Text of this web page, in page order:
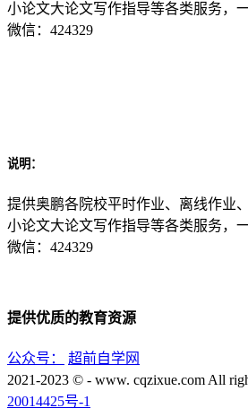
小论文大论文写作指导等各类服务，
微信：424329
说明：
提供奥鹏各院校平时作业、离线作业
小论文大论文写作指导等各类服务，
微信：424329
提供优质的教育资源
公众号：
超前自学网
2021-2023 © - www. cqzixue.com All
20014425号-1